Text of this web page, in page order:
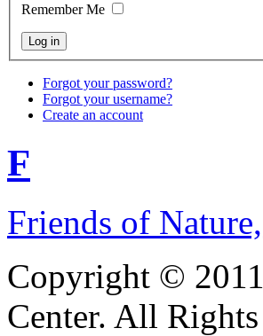
Remember Me
Forgot your password?
Forgot your username?
Create an account
F
Friends of
Copyright ©
Center. All